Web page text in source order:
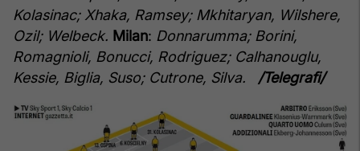
Kolasinac; Xhaka, Ramsey; Mkhitaryan, Wilshere,
Ozil; Welbeck. Milan: Donnarumma; Borini,
Romagnioli, Bonucci, Rodriguez; Calhanouglu,
Kessie, Biglia, Suso; Cutrone, Silva.
/Telegrafi/